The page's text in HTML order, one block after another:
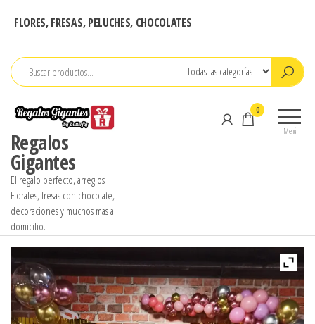
contenido
FLORES, FRESAS, PELUCHES, CHOCOLATES
Regalos
Gigantes
El regalo perfecto, arreglos
Florales, fresas con chocolate,
decoraciones y muchos mas a
domicilio.
Menú
0